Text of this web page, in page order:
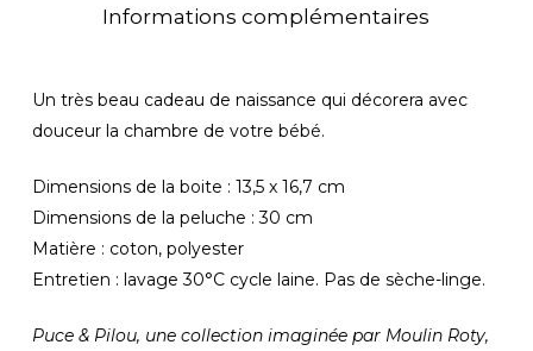
Informations complémentaires
Un très beau cadeau de naissance qui décorera avec
douceur la chambre de votre bébé.
Dimensions de la boite : 13,5 x 16,7 cm
Dimensions de la peluche : 30 cm
Matière : coton, polyester
Entretien : lavage 30°C cycle laine. Pas de sèche-linge.
Puce & Pilou, une collection imaginée par Moulin Roty,